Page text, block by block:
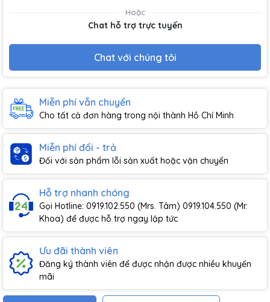
Hoặc
Chat hỗ trợ trực tuyến
Chat với chúng tôi
Miễn phí vẫn chuyển
Cho tất cả đơn hàng trong nội thành Hồ Chí Minh
Miễn phí đổi - trả
Đối với sản phẩm lỗi sản xuất hoặc vận chuyển
Hỗ trợ nhanh chóng
Gọi Hotline: 0919.102.550 (Mrs. Tâm) 0919.104.550 (Mr.
Khoa) để được hỗ trợ ngay lập tức
Ưu đãi thành viên
Đăng ký thành viên để được nhận được nhiều khuyến
mãi